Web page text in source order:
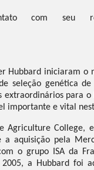
com seu
Hubbard iniciaram o
seleção genética
para
importante e vital
Agriculture College,
aquisição pela
o grupo ISA da
a Hubbard foi